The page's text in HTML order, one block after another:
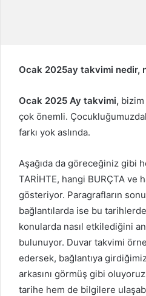
Ocak 2025ay takvimi nedir,
Ocak 2025 Ay takvimi,
çok önemli.
farkı yok aslında.
Aşağıda da göreceğiniz gibi
TARİHTE, hangi BURÇTA ve
gösteriyor. Paragrafların
bağlantılarda ise bu
konularda nasıl etkilediğini
bulunuyor. Duvar takvimi
edersek, bağlantıya
arkasını görmüş gibi
tarihe hem de bilgilere